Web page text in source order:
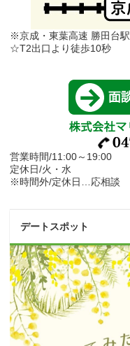
※京成・東葉高速 勝田台駅
☆T2出口より徒歩10秒
営業時間/11:00～19:00
定休日/火・水
※時間外/定休日…応相談
デートスポット